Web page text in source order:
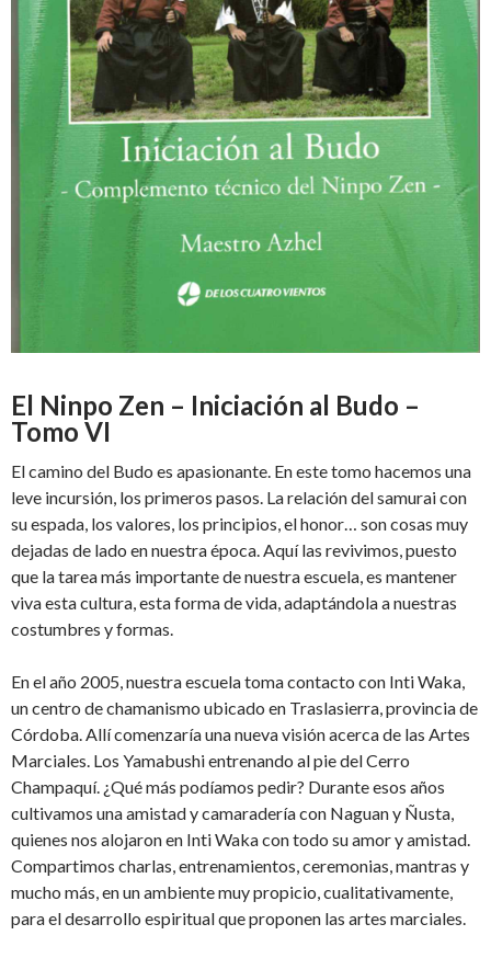
El Ninpo Zen – Iniciación al Budo –
Tomo VI
El camino del Budo es apasionante. En este tomo hacemos una
leve incursión, los primeros pasos. La relación del samurai con
su espada, los valores, los principios, el honor… son cosas muy
dejadas de lado en nuestra época. Aquí las revivimos, puesto
que la tarea más importante de nuestra escuela, es mantener
viva esta cultura, esta forma de vida, adaptándola a nuestras
costumbres y formas.
En el año 2005, nuestra escuela toma contacto con Inti Waka,
un centro de chamanismo ubicado en Traslasierra, provincia de
Córdoba. Allí comenzaría una nueva visión acerca de las Artes
Marciales. Los Yamabushi entrenando al pie del Cerro
Champaquí. ¿Qué más podíamos pedir? Durante esos años
cultivamos una amistad y camaradería con Naguan y Ñusta,
quienes nos alojaron en Inti Waka con todo su amor y amistad.
Compartimos charlas, entrenamientos, ceremonias, mantras y
mucho más, en un ambiente muy propicio, cualitativamente,
para el desarrollo espiritual que proponen las artes marciales.